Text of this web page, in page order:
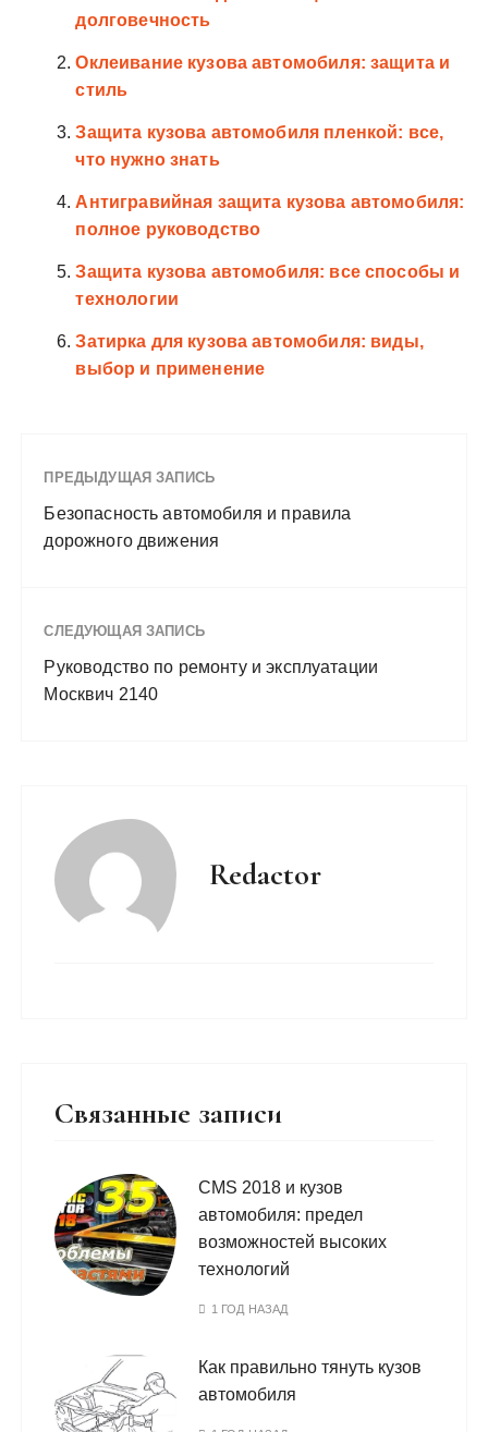
долговечность
Оклеивание кузова автомобиля: защита и
стиль
Защита кузова автомобиля пленкой: все,
что нужно знать
Антигравийная защита кузова автомобиля:
полное руководство
Защита кузова автомобиля: все способы и
технологии
Затирка для кузова автомобиля: виды,
выбор и применение
ПРЕДЫДУЩАЯ ЗАПИСЬ
Безопасность автомобиля и правила
дорожного движения
СЛЕДУЮЩАЯ ЗАПИСЬ
Руководство по ремонту и эксплуатации
Москвич 2140
Redactor
Связанные записи
CMS 2018 и кузов
автомобиля: предел
возможностей высоких
технологий
1 ГОД НАЗАД
Как правильно тянуть кузов
автомобиля